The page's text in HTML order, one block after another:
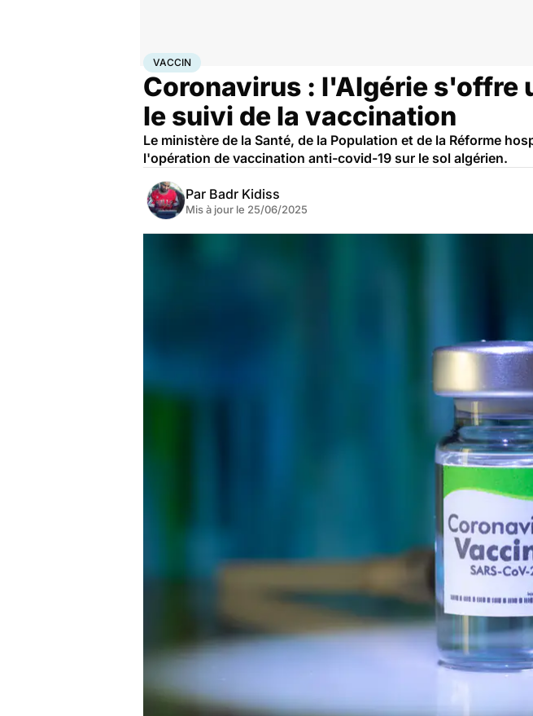
AccueilSanté
VACCIN
Coronavirus : l'Algérie s'offre
le suivi de la vaccination
Le ministère de la Santé, de la Population et de la Réforme
l'opération de vaccination anti-covid-19 sur le sol algérien.
Par Badr Kidiss
Mis à jour le 25/06/2025